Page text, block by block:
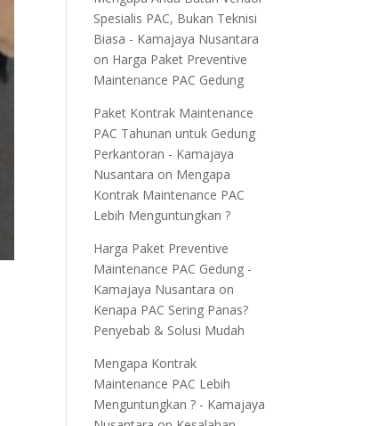
Spesialis PAC, Bukan Teknisi
Biasa - Kamajaya Nusantara
on Harga Paket Preventive
Maintenance PAC Gedung
Paket Kontrak Maintenance
PAC Tahunan untuk Gedung
Perkantoran - Kamajaya
Nusantara on Mengapa
Kontrak Maintenance PAC
Lebih Menguntungkan ?
Harga Paket Preventive
Maintenance PAC Gedung -
Kamajaya Nusantara on
Kenapa PAC Sering Panas?
Penyebab & Solusi Mudah
Mengapa Kontrak
Maintenance PAC Lebih
Menguntungkan ? - Kamajaya